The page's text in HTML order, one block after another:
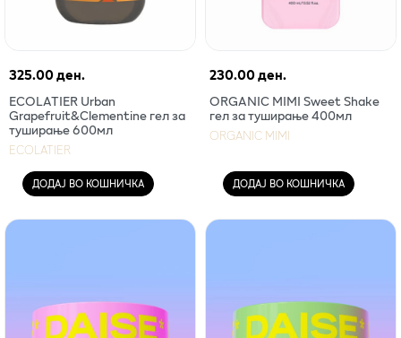
325.00 ден.
ECOLATIER Urban
Grapefruit&Clementine гел за
туширање 600мл
ECOLATIER
ДОДАЈ ВО КОШНИЧКА
230.00 ден.
ORGANIC MIMI Sweet Shake
гел за туширање 400мл
ORGANIC MIMI
ДОДАЈ ВО КОШНИЧКА